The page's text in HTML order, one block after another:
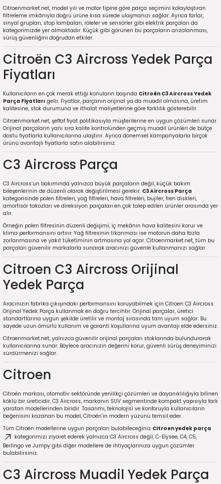
Citroenmarket.net, model yılı ve motor tipine göre parça seçimini kolaylaştıran
filtreleme imkânıyla doğru ürüne kısa sürede ulaşmanızı sağlar. Ayrıca farlar,
sinyal grupları, stop lambaları, röleler ve sensörler gibi elektrik parçaları da
kategorimizde yer almaktadır. Küçük gibi görünen bu parçaların arızalanması,
sürüş güvenliğini doğrudan etkiler.
Citroën C3 Aircross Yedek Parça
Fiyatları
Kullanıcıların en çok merak ettiği konuların başında Citroën C3 Aircross Yedek
Parça Fiyatları gelir. Fiyatlar, parçanın orijinal ya da muadil olmasına, üretim
kalitesine, stok durumuna ve ithalat maliyetlerine göre farklılık gösterebilir.
Citroenmarket.net, şeffaf fiyat politikasıyla müşterilerine en uygun çözümleri sunar.
Orijinal parçaların yanı sıra kalite kontrolünden geçmiş muadil ürünleri de bütçe
dostu fiyatlarla kullanıcılarına ulaştırır. Ayrıca dönemsel kampanyalarla birçok
ürünü avantajlı fiyatlarla satın alabilirsiniz.
C3 Aircross Parça
C3 Aircross’un bakımında yalnızca büyük parçaların değil, küçük bakım
bileşenlerinin de düzenli olarak değiştirilmesi gerekir. C3 Aircross Parça
kategorisinde polen filtreleri, yağ filtreleri, hava filtreleri, bujiler, fren diskleri,
amortisör takozları ve direksiyon parçaları en çok talep edilen ürünler arasında yer
alır.
Örneğin polen filtresinin düzenli değişimi, iç mekânın hava kalitesini korur ve
klima performansını artırır. Yağ filtresinin tıkanması ise motorun daha fazla
zorlanmasına ve yakıt tüketiminin artmasına yol açar. Citroenmarket.net, tüm bu
parçaları güvenilir markalarla sunarak aracınızı güvenle kullanmanızı sağlar.
Citroen C3 Aircross Orijinal
Yedek Parça
Aracınızın fabrika çıkışındaki performansını koruyabilmek için Citroen C3 Aircross
Orijinal Yedek Parça kullanmak en doğru tercihtir. Orijinal parçalar, üretici
standartlarına uygun şekilde üretilir ve montaj sırasında tam uyum sağlar. Bu
sayede uzun ömürlü kullanım ve garanti koşullarına uyum avantajı elde edersiniz.
Citroenmarket.net, yalnızca güvenilir orijinal parçaları stoklarında bulundurarak
kullanıcılarına sunar. Böylece aracınızın değerini korur, güvenli sürüş deneyiminizi
sürdürmenizi sağlar.
Citroen
Citroën markası, otomotiv sektöründe yenilikçi çözümleri ve dayanıklılığıyla bilinen
köklü bir üreticidir. C3 Aircross, markanın SUV segmentinde kompakt yapısıyla fark
yaratan modellerinden biridir. Tasarımı, teknolojisi ve konforuyla kullanıcıların
beğenisini kazanan bu model, Citroën’in modern yüzünü temsil eder.
Tüm Citroën modellerine uygun parçaları bulabileceğiniz Citroen yedek parça
kategorimizi ziyaret ederek yalnızca C3 Aircross değil, C-Elysee, C4, C5,
Berlingo ve Jumpy gibi diğer modellere de ihtiyaçlarınıza uygun çözümler
bulabilirsiniz.
C3 Aircross Muadil Yedek Parça